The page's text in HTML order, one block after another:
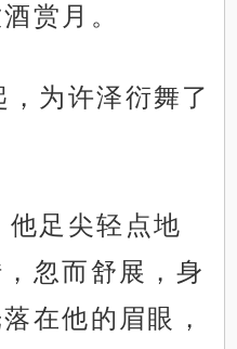
赏月。
为许泽衍舞了
他足尖轻点地
忽而舒展，身
在他的眉眼，